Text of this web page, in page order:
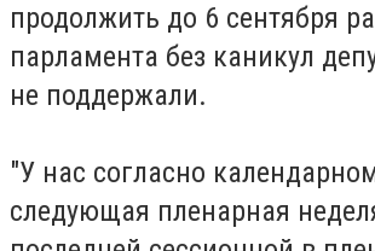
продолжить до 6 сентября
парламента без каникул
не поддержали.
"У нас согласно
следующая пленарная